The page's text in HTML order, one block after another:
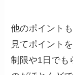
他のポイント
見てポイント
制限や1日でも